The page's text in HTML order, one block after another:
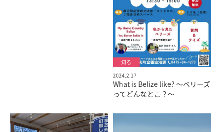
2024.2.17
What is Belize like? ～ベリーズ
ってどんなとこ？～